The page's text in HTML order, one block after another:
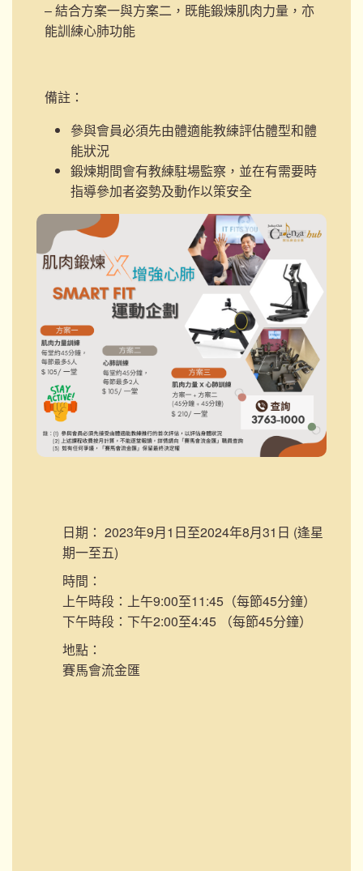
– 結合方案一與方案二，既能鍛煉肌肉力量，亦
能訓練心肺功能
備註：
參與會員必須先由體適能教練評估體型和體
能狀況
鍛煉期間會有教練駐場監察，並在有需要時
指導參加者姿勢及動作以策安全
日期： 2023年9月1日至2024年8月31日 (逢星
期一至五)
時間：
上午時段：上午9:00至11:45（每節45分鐘）
下午時段：下午2:00至4:45 （每節45分鐘）
地點：
賽馬會流金匯